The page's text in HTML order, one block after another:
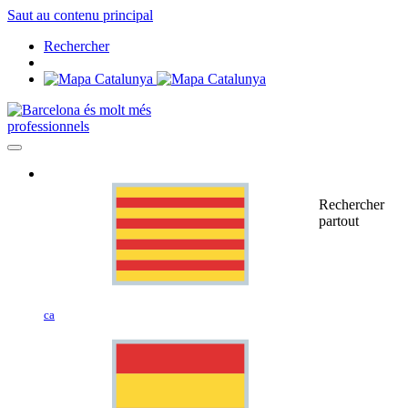
Saut au contenu principal
Rechercher
professionnels
ca
Rechercher
partout